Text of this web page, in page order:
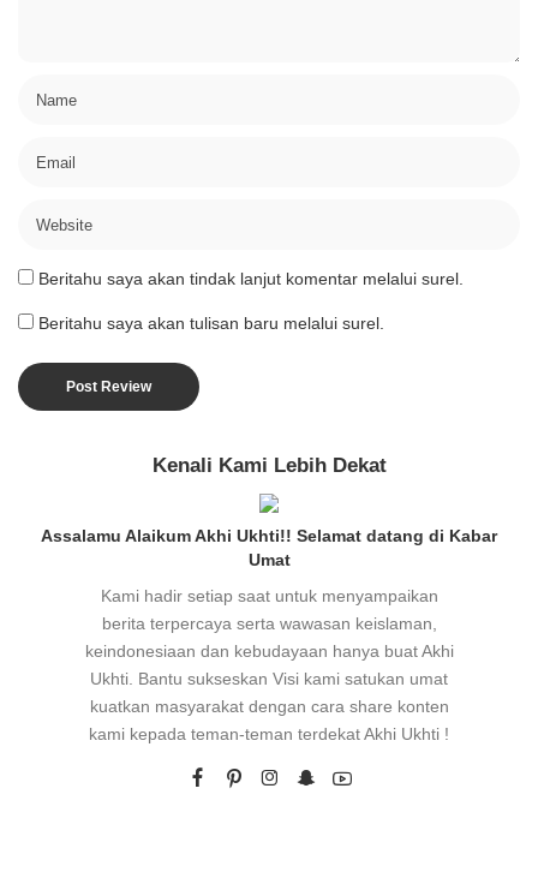
Beritahu saya akan tindak lanjut komentar melalui surel.
Beritahu saya akan tulisan baru melalui surel.
Kenali Kami Lebih Dekat
Assalamu Alaikum Akhi Ukhti!! Selamat datang di Kabar
Umat
Kami hadir setiap saat untuk menyampaikan
berita terpercaya serta wawasan keislaman,
keindonesiaan dan kebudayaan hanya buat Akhi
Ukhti. Bantu sukseskan Visi kami satukan umat
kuatkan masyarakat dengan cara share konten
kami kepada teman-teman terdekat Akhi Ukhti !